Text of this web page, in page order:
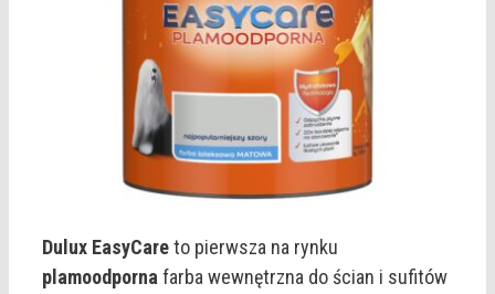
Dulux EasyCareto pierwsza na rynku
plamoodpornafarba wewnętrzna do ścian i sufitów